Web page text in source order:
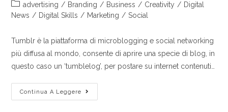
advertising / Branding / Business / Creativity / Digital
News / Digital Skills / Marketing / Social
Tumblr è la piattaforma di microblogging e social networking
più diffusa al mondo, consente di aprire una specie di blog, in
questo caso un ‘tumblelog’, per postare su internet contenuti…
Continua A Leggere